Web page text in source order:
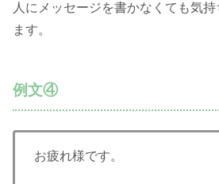
人にメッセージを書かなくても気
ます。
例文④
お疲れ様です。